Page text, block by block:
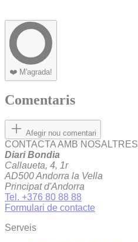
❤️ M'agrada!
Comentaris
Afegir nou comentari
CONTACTA AMB NOSALTRES
Diari Bondia
Callaueta, 4, 1r
AD500 Andorra la Vella
Principat d'Andorra
Tel. +376 80 88 88
Formulari de contacte
Serveis